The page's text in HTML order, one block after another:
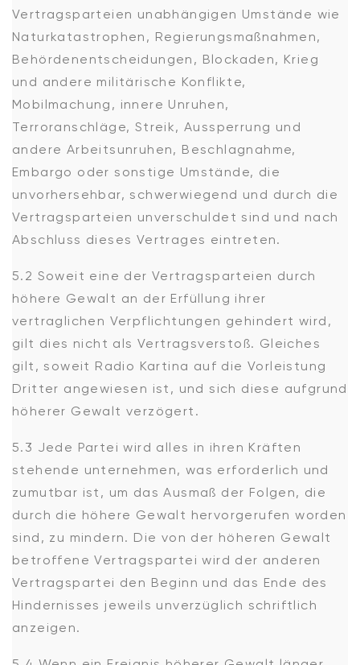
Vertragsparteien unabhängigen Umstände wie
Naturkatastrophen, Regierungsmaßnahmen,
Behördenentscheidungen, Blockaden, Krieg
und andere militärische Konflikte,
Mobilmachung, innere Unruhen,
Terroranschläge, Streik, Aussperrung und
andere Arbeitsunruhen, Beschlagnahme,
Embargo oder sonstige Umstände, die
unvorhersehbar, schwerwiegend und durch die
Vertragsparteien unverschuldet sind und nach
Abschluss dieses Vertrages eintreten.
5.2 Soweit eine der Vertragsparteien durch
höhere Gewalt an der Erfüllung ihrer
vertraglichen Verpflichtungen gehindert wird,
gilt dies nicht als Vertragsverstoß. Gleiches
gilt, soweit Radio Kartina auf die Vorleistung
Dritter angewiesen ist, und sich diese aufgrund
höherer Gewalt verzögert.
5.3 Jede Partei wird alles in ihren Kräften
stehende unternehmen, was erforderlich und
zumutbar ist, um das Ausmaß der Folgen, die
durch die höhere Gewalt hervorgerufen worden
sind, zu mindern. Die von der höheren Gewalt
betroffene Vertragspartei wird der anderen
Vertragspartei den Beginn und das Ende des
Hindernisses jeweils unverzüglich schriftlich
anzeigen.